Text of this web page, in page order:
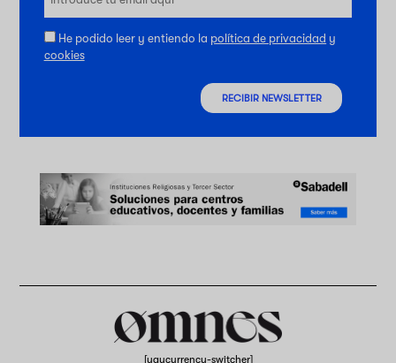
He podido leer y entiendo la política de privacidad y
cookies
RECIBIR NEWSLETTER
[yaycurrency-switcher]